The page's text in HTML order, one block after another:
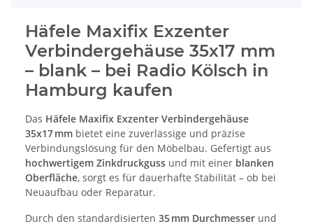
Häfele Maxifix Exzenter
Verbindergehäuse 35x17 mm
– blank – bei Radio Kölsch in
Hamburg kaufen
Das Häfele Maxifix Exzenter Verbindergehäuse
35x17 mm bietet eine zuverlässige und präzise
Verbindungslösung für den Möbelbau. Gefertigt aus
hochwertigem Zinkdruckguss und mit einer blanken
Oberfläche, sorgt es für dauerhafte Stabilität – ob bei
Neuaufbau oder Reparatur.
Durch den standardisierten 35 mm Durchmesser und